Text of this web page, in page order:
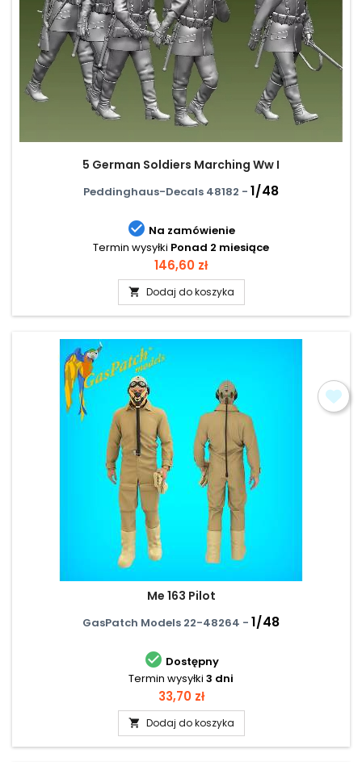
5 German Soldiers Marching Ww I
Peddinghaus-Decals 48182 - 1/48
 Na zamówienie
Termin wysyłki Ponad 2 miesiące
Cena
146,60 zł
 Dodaj do koszyka
Me 163 Pilot
GasPatch Models 22-48264 - 1/48
 Dostępny
Termin wysyłki 3 dni
Cena
33,70 zł
 Dodaj do koszyka